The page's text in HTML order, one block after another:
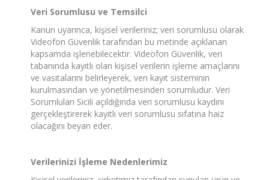
Veri Sorumlusu ve Temsilci
Kanun uyarınca, kişisel verileriniz; veri sorumlusu olarak
Videofon Güvenlik tarafından bu metinde açıklanan
kapsamda işlenebilecektir. Videofon Güvenlik, veri
tabanında kayıtlı olan kişisel verilerin işleme amaçlarını
ve vasıtalarını belirleyerek, veri kayıt sisteminin
kurulmasından ve yönetilmesinden sorumludur. Veri
Sorumluları Sicili açıldığında veri sorumlusu kaydını
gerçekleştirerek kayıtlı veri sorumlusu sıfatına haiz
olacağını beyan eder.
Verilerinizi İşleme Nedenlerimiz